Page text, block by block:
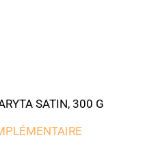
SATIN, 300 G